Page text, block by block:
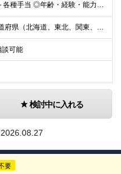
月給45万円以上＋各種手当 ◎年齢・経験・能力・適性を考慮して、支給額を決定します。 ◎残業代は1分単位で100％支給。頑張った分はきちんと収入に還元します！ ＼充実の各種手当／ ■交通費全額支給
◎転勤なし 47都道府県（北海道、東北、関東、北陸・甲信越、関西、東海、中国、四国、九州、沖縄）の各プロジェクト先 ◇本人の希望を伴わない転居はなく、転勤もありません。 ◇勤務地はご希望を最大限考
談可能
検討中に入れる
2026.08.27
要